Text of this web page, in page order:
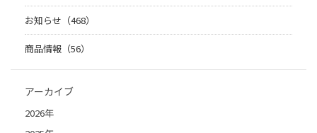
お知らせ（468）
商品情報（56）
アーカイブ
2026年